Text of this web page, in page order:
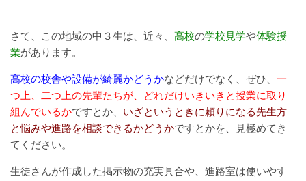
さて、この地域の中３生は、近々、 高校の学校見学や体験授
業があります。
高校の校舎や設備が綺麗かどうかなどだけでなく、ぜひ、 一
つ上、二つ上の先輩たちが、どれだけいきいきと授業に取り
組んでいるかですとか、 いざというときに頼りになる先生方
と悩みや進路を相談できるかどうかですとかを、見極めてき
てください。
生徒さんが作成した掲示物の充実具合や、進路室は使いやす